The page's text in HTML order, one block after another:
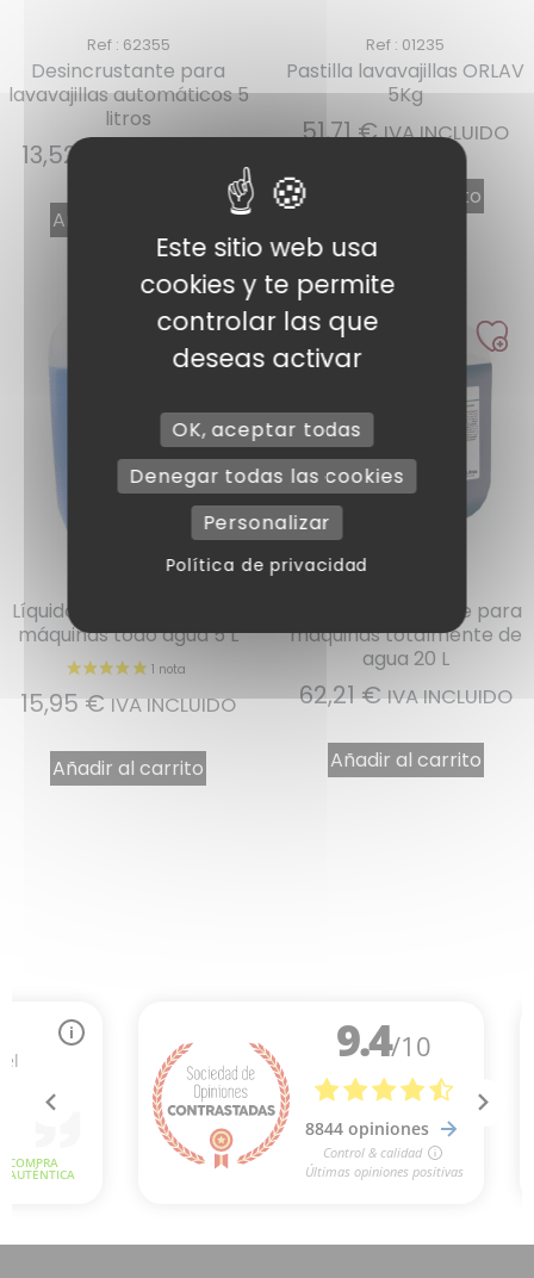
Ref : 62355
Desincrustante para
lavavajillas automáticos 5
litros
13,52
Añadir al carrito
Ref : 01235
Pastilla lavavajillas ORLAV
5Kg
51,71€ IVA INCLUIDO
Añadir al carrito
Líquido de enjuague para
máquinas todo agua 5 L
15,95€ IVA INCLUIDO
Añadir al carrito
Líquido de enjuague para
máquinas totalmente de
agua 20 L
62,21€ IVA INCLUIDO
Añadir al carrito
Este sitio web usa
cookies y te permite
controlar las que
deseas activar
OK, aceptar todas
Denegar todas las cookies
Personalizar
Política de privacidad